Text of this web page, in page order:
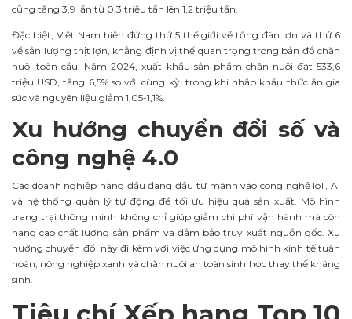
cũng tăng 3,9 lần từ 0,3 triệu tấn lên 1,2 triệu tấn.
Đặc biệt, Việt Nam hiện đứng thứ 5 thế giới về tổng đàn lợn và thứ 6
về sản lượng thịt lợn, khẳng định vị thế quan trọng trong bản đồ chăn
nuôi toàn cầu. Năm 2024,xuất khẩu sản phẩm chăn nuôi đạt 533,6
triệu USD, tăng 6,5%so với cùng kỳ, trong khi nhập khẩu thức ăn gia
súc và nguyên liệu giảm 1,05-1,1%
Xu hướng chuyển đổi số và
công nghệ 4.0
Các doanh nghiệp hàng đầu đang đầu tư mạnh vào công nghệ IoT, AI
và hệ thống quản lý tự động để tối ưu hiệu quả sản xuất. Mô hình
trang trại thông minh không chỉ giúp giảm chi phí vận hành mà còn
nâng cao chất lượng sản phẩm và đảm bảo truy xuất nguồn gốc. Xu
hướng chuyển đổi này đi kèm với việc ứng dụng mô hình kinh tế tuần
hoàn, nông nghiệp xanh và chăn nuôi an toàn sinh học thay thế kháng
sinh.